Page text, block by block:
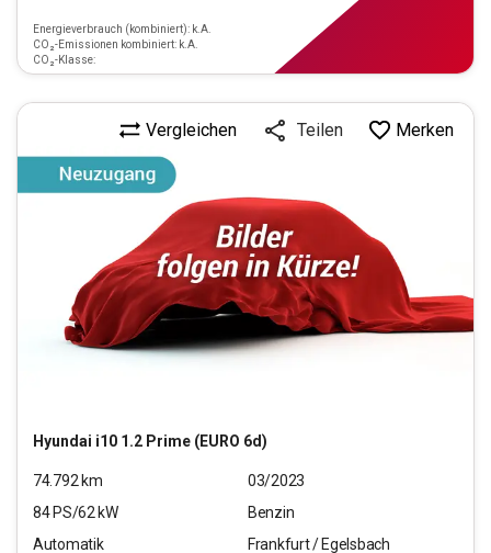
Energieverbrauch (kombiniert): k.A.
CO₂-Emissionen kombiniert: k.A.
CO₂-Klasse:
Hyundai i10 1.2 Prime (EURO 6d)
Vergleichen Teilen Merken
74.792 km
03/2023
84PS/62 kW
Benzin
Automatik
Frankfurt / Egelsbach